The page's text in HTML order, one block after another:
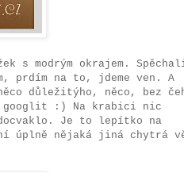
s modrým okrajem.
prdím na to, jdeme ven. A
důležitýho, něco, bez
googlit :) Na krabici nic
Je to lepítko na
úplně nějaká jiná chytrá